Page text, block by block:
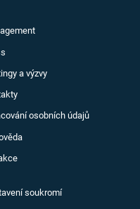
a výzvy
osobních údajů
soukromí